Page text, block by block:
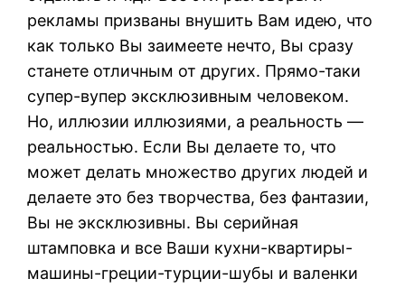
рекламы призваны внушить Вам идею, что
как только Вы заимеете нечто, Вы сразу
станете отличным от других. Прямо-таки
супер-вупер эксклюзивным человеком.
Но, иллюзии иллюзиями, а реальность —
реальностью. Если Вы делаете то, что
может делать множество других людей и
делаете это без творчества, без фантазии,
Вы не эксклюзивны. Вы серийная
штамповка и все Ваши кухни-квартиры-
машины-греции-турции-шубы и валенки